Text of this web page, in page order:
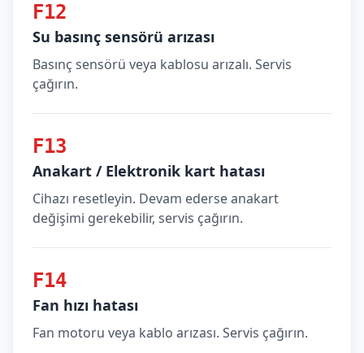
F12
Su basınç sensörü arızası
Basınç sensörü veya kablosu arızalı. Servis
çağırın.
F13
Anakart / Elektronik kart hatası
Cihazı resetleyin. Devam ederse anakart
değişimi gerekebilir, servis çağırın.
F14
Fan hızı hatası
Fan motoru veya kablo arızası. Servis çağırın.